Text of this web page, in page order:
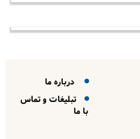
درباره ما
تبلیغات و تماس
با ما